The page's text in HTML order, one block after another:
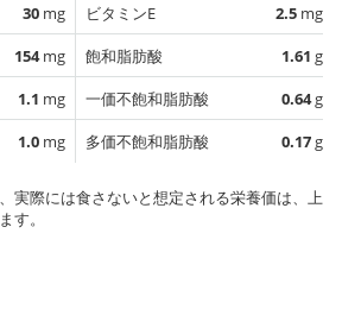
30 mg
154mg
1.1 mg
1.0 mg
ビタミンE
2.5 mg
飽和脂肪酸
1.61 g
一価不飽和脂肪酸
0.64g
多価不飽和脂肪酸
0.17g
実際には食さないと想定される栄養価は、上
す。